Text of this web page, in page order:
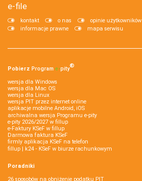
e-file
kontakt o nas opinie użytkowników
informacje prawne
mapa serwisu
Pobierz Program e‑pity®
wersja dla Windows
wersja dla Mac OS
wersja dla Linux
wersja PIT przez internet online
aplikacje mobilne Android, iOS
archiwalna wersja Programu e-pity
e-pity 2026/2027 w fillup
e‑Faktury KSeF w fillup
Darmowa faktura KSeF
firmly aplikacja KSeF na telefon
fillup | k24 - KSeF w biurze rachunkowym
Poradniki
26 sposobów na obniżenie podatku PIT